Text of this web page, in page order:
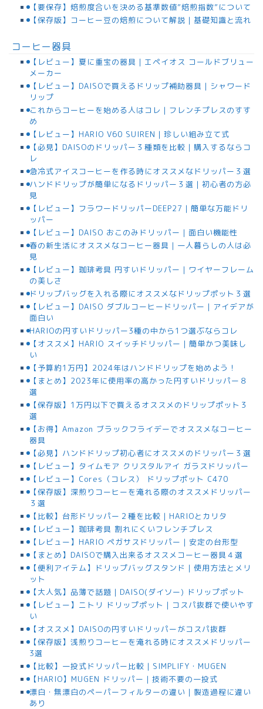
【要保存】焙煎度合いを決める基準数値”焙煎指数”について
【保存版】コーヒー豆の焙煎について解説｜基礎知識と流れ
コーヒー器具
【レビュー】夏に重宝の器具｜エペイオス コールドブリュー
メーカー
【レビュー】DAISOで買えるドリップ補助器具｜シャワード
リップ
これからコーヒーを始める人はコレ｜フレンチプレスのすす
め
【レビュー】HARIO V60 SUIREN｜珍しい組み立て式
【必見】DAISOのドリッパー３種類を比較｜購入するならコ
レ
急冷式アイスコーヒーを作る時にオススメなドリッパー３選
ハンドドリップが簡単になるドリッパー３選｜初心者の方必
見
【レビュー】フラワードリッパーDEEP27｜簡単な万能ドリ
ッパー
【レビュー】DAISO おこのみドリッパー｜面白い機能性
春の新生活にオススメなコーヒー器具｜一人暮らしの人は必
見
【レビュー】珈琲考具 円すいドリッパー｜ワイヤーフレーム
の美しさ
ドリップバッグを入れる際にオススメなドリップポット３選
【レビュー】DAISO ダブルコーヒードリッパー｜アイデアが
面白い
HARIOの円すいドリッパー3種の中から1つ選ぶならコレ
【オススメ】HARIO スイッチドリッパー｜簡単かつ美味し
い
【予算約1万円】2024年はハンドドリップを始めよう！
【まとめ】2023年に使用率の高かった円すいドリッパー８
選
【保存版】1万円以下で買えるオススメのドリップポット３
選
【お得】Amazon ブラックフライデーでオススメなコーヒー
器具
【必見】ハンドドリップ初心者にオススメのドリッパー３選
【レビュー】タイムモア クリスタルアイ ガラスドリッパー
【レビュー】Cores（コレス） ドリップポット C470
【保存版】深煎りコーヒーを淹れる際のオススメドリッパー
３選
【比較】台形ドリッパー２種を比較｜HARIOとカリタ
【レビュー】珈琲考具 割れにくいフレンチプレス
【レビュー】HARIO ペガサスドリッパー｜安定の台形型
【まとめ】DAISOで購入出来るオススメコーヒー器具４選
【便利アイテム】ドリップバッグスタンド｜使用方法とメリ
ット
【大人気】品薄で話題｜DAISO(ダイソー) ドリップポット
【レビュー】ニトリ ドリップポット｜コスパ抜群で使いやす
い
【オススメ】DAISOの円すいドリッパーがコスパ抜群
【保存版】浅煎りコーヒーを淹れる時にオススメドリッパー
3選
【比較】一投式ドリッパー比較｜SIMPLIFY・MUGEN
【HARIO】MUGEN ドリッパー｜技術不要の一投式
漂白・無漂白のペーパーフィルターの違い｜製造過程に違い
あり